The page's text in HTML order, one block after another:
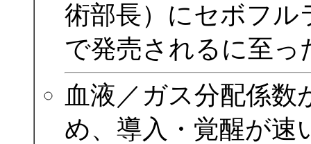
術部長）にセボフル
で発売されるに至っ
血液／ガス分配係数
め、導入・覚醒が速